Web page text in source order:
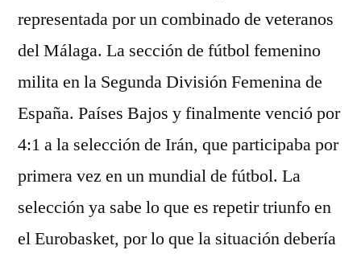
representada por un combinado de veteranos
del Málaga. La sección de fútbol femenino
milita en la Segunda División Femenina de
España. Países Bajos y finalmente venció por
4:1 a la selección de Irán, que participaba por
primera vez en un mundial de fútbol. La
selección ya sabe lo que es repetir triunfo en
el Eurobasket, por lo que la situación debería